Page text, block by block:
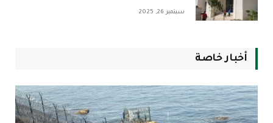
سبتمبر 26, 2025
أخبار خاصة